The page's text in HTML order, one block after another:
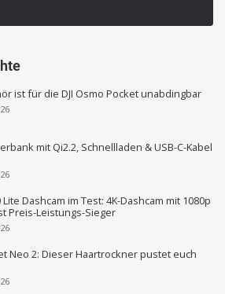
ist für die DJI Osmo Pocket unabdingbar
mit Qi2.2, Schnellladen & USB-C-Kabel
Lite Dashcam im Test: 4K-Dashcam mit 1080p
Preis-Leistungs-Sieger
Neo 2: Dieser Haartrockner pustet euch